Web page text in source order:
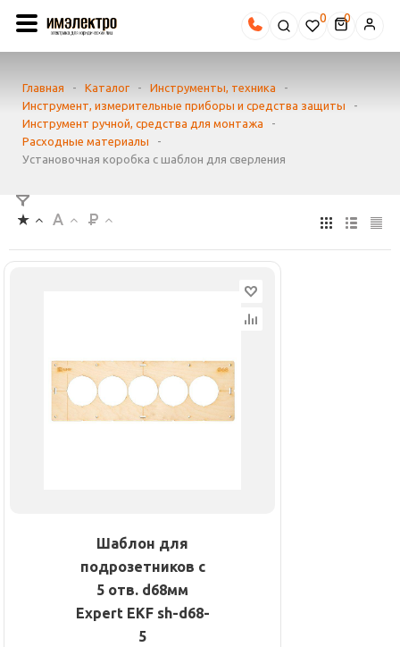
0
Главная - Каталог - Инструменты, техника
-
Инструмент, измерительные приборы и средства защиты
-
Инструмент ручной, средства для монтажа
-
Расходные материалы
-
Установочная коробка с шаблон для сверления
Шаблон для
подрозетников c
5 отв. d68мм
Expert EKF sh-d68-
5